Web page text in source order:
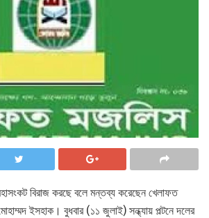
বিরাজ করছে বলে মন্তব্য করেছেন খেলাফত
ইসহাক। বুধবার (১১ জুলাই) সন্ধ্যায় পল্টনে দলের